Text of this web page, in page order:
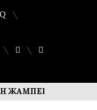
«МЫ ХОТИМ